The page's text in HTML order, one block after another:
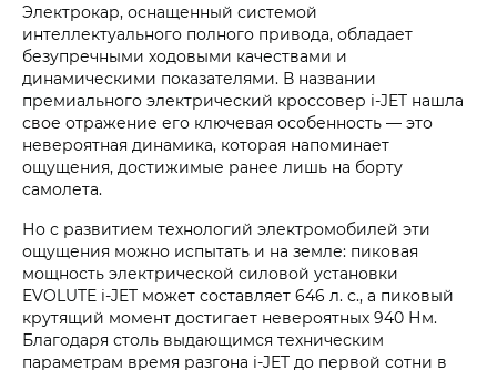
Электрокар, оснащенный системой
интеллектуального полного привода, обладает
безупречными ходовыми качествами и
динамическими показателями. В названии
премиального электрический кроссовер i‑JET нашла
свое отражение его ключевая особенность — это
невероятная динамика, которая напоминает
ощущения, достижимые ранее лишь на борту
самолета.
Но с развитием технологий электромобилей эти
ощущения можно испытать и на земле: пиковая
мощность электрической силовой установки
EVOLUTE i‑JET может составляет 646 л. с., а пиковый
крутящий момент достигает невероятных 940 Нм.
Благодаря столь выдающимся техническим
параметрам время разгона i‑JET до первой сотни в